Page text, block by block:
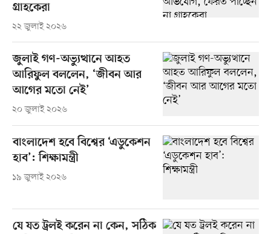
গ্রাহকেরা
২২ জুলাই ২০২৬
জুলাই গণ-অভ্যুত্থানে আহত
আরিফুল বললেন, ‘জীবন আর
আগের মতো নেই’
২০ জুলাই ২০২৬
বাংলাদেশ হবে বিশ্বের ‘এডুকেশন
হাব’: শিক্ষামন্ত্রী
১৯ জুলাই ২০২৬
যে যত ট্রলই করেন না কেন, সঠিক